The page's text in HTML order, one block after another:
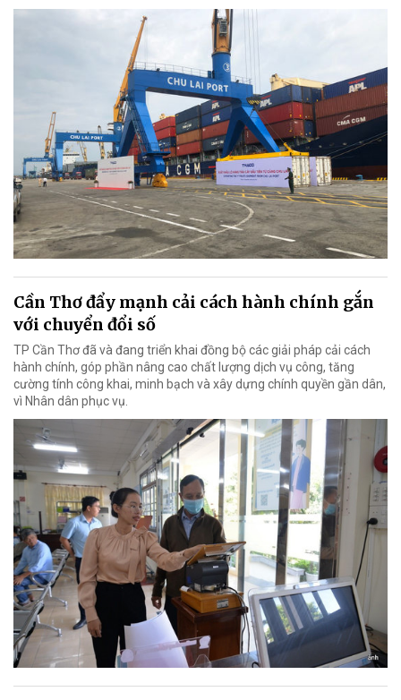
Cần Thơ đẩy mạnh cải cách hành chính gắn
với chuyển đổi số
TP Cần Thơ đã và đang triển khai đồng bộ các giải pháp cải cách
hành chính, góp phần nâng cao chất lượng dịch vụ công, tăng
cường tính công khai, minh bạch và xây dựng chính quyền gần dân,
vì Nhân dân phục vụ.